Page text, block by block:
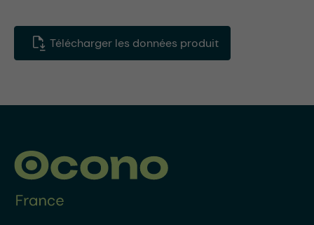
Télécharger les données produit